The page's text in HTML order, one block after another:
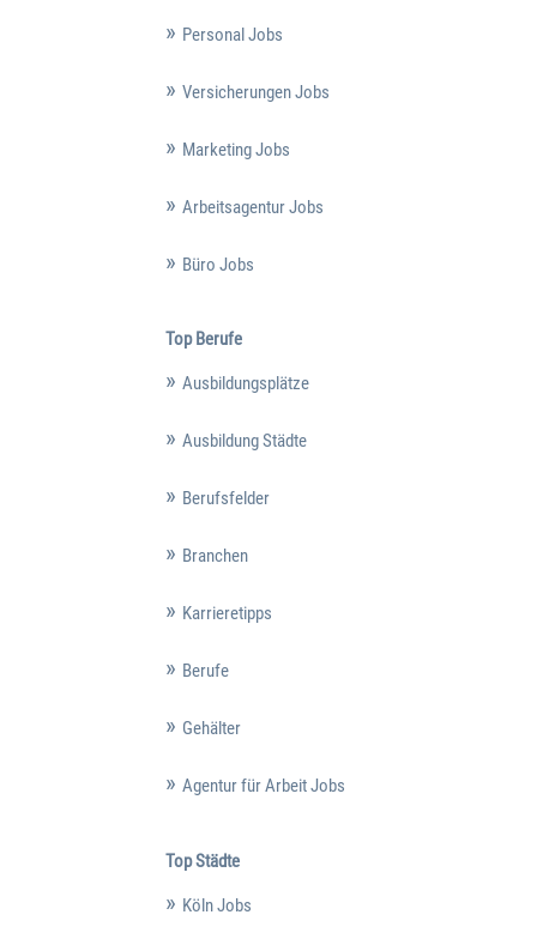
Personal Jobs
Versicherungen Jobs
Marketing Jobs
Arbeitsagentur Jobs
Büro Jobs
Top Berufe
Ausbildungsplätze
Ausbildung Städte
Berufsfelder
Branchen
Karrieretipps
Berufe
Gehälter
Agentur für Arbeit Jobs
Top Städte
Köln Jobs